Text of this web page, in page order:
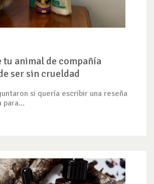
tu animal de compañía
ser sin crueldad
si quería escribir una reseña
para...